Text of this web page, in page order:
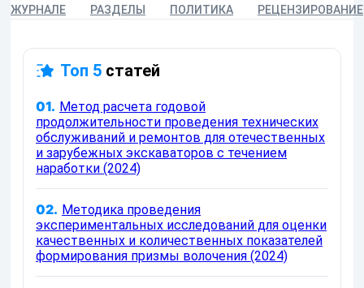
ЖУРНАЛЕ
РАЗДЕЛЫ ПОЛИТИКА РЕЦЕНЗИРОВАНИЕ
Топ 5 статей
01. Метод расчета годовой
продолжительности проведения технических
обслуживаний и ремонтов для отечественных
и зарубежных экскаваторов с течением
наработки (2024)
02. Методика проведения
экспериментальных исследований для оценки
качественных и количественных показателей
формирования призмы волочения (2024)